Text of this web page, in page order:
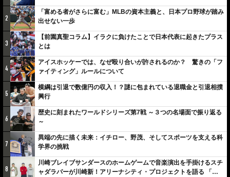
2
「富める者がさらに富む」MLBの資本主義と、日本プロ野球が踏み
出せない一歩
3
【前園真聖コラム】イラクに負けたことで日本代表に起きたプラス
とは
4
アイスホッケーでは、なぜ殴り合いが許されるのか？ 驚きの「フ
ァイティング」ルールについて
5
横綱は引退で数億円の収入！？謎に包まれている退職金と引退相撲
興行
6
歴史に刻まれたワールドシリーズ第7戦 ～３つの名場面で振り返る
～
7
異端の先に描く未来：イチロー、野茂、そしてスポーツを支える科
学界の挑戦
8
川崎ブレイブサンダースのホームゲームで音楽演出を手掛けるスチ
ャダラパーが川崎新！アリーナシティ・プロジェクトを語る 「楽